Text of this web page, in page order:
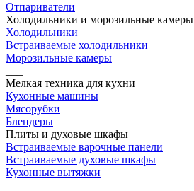
Отпариватели
Холодильники и морозильные камеры
Холодильники
Встраиваемые холодильники
Морозильные камеры
Мелкая техника для кухни
Кухонные машины
Мясорубки
Блендеры
Плиты и духовые шкафы
Встраиваемые варочные панели
Встраиваемые духовые шкафы
Кухонные вытяжки